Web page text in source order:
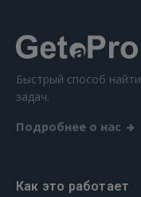
Быстрый способ
задач.
Подробнее о нас
Как это работает